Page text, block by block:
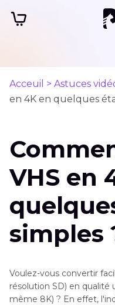
Acceuil > Astuces
en 4K en quelques
VHS en
simples
Voulez-vous convertir
résolution SD) en qualité
même 8K) ? En effet,